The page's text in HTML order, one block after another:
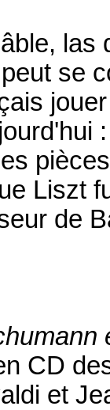
las
se
Liszt
de
CD
et